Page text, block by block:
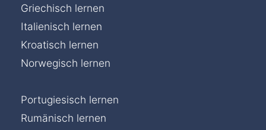
Griechisch lernen
Italienisch lernen
Kroatisch lernen
Norwegisch lernen
Portugiesisch lernen
Rumänisch lernen